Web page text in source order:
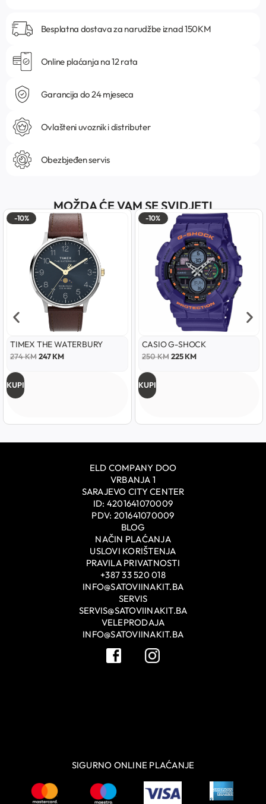
Besplatna dostava za narudžbe iznad 150KM
Online plaćanja na 12 rata
Garancija do 24 mjeseca
Ovlašteni uvoznik i distributer
Obezbjeđen servis
MOŽDA ĆE VAM SE SVIDJETI
-10%
TIMEX THE WATERBURY
274KM247KM
KUPI
-10%
CASIO G-SHOCK
250KM 225KM
KUPI
ELD COMPANY DOO
VRBANJA 1
SARAJEVO CITY CENTER
ID: 4201641070009
PDV: 201641070009
BLOG
NAČIN PLAĆANJA
USLOVI KORIŠTENJA
PRAVILA PRIVATNOSTI
+387 33 520 018
INFO@SATOVIINAKIT.BA
SERVIS
SERVIS@SATOVIINAKIT.BA
VELEPRODAJA
INFO@SATOVIINAKIT.BA
SIGURNO ONLINE PLAĆANJE